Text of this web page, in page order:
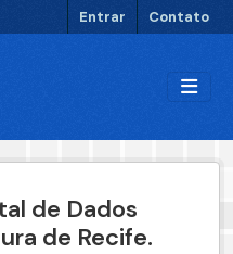
Entrar Contato
de Dados
de Recife.